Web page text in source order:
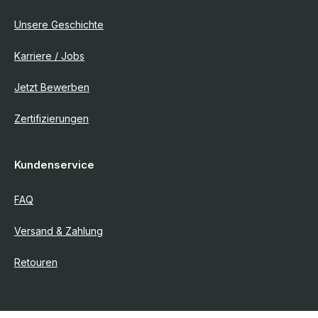
Unsere Geschichte
Karriere / Jobs
Jetzt Bewerben
Zertifizierungen
Kundenservice
FAQ
Versand & Zahlung
Retouren